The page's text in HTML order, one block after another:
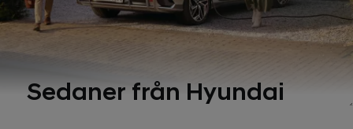
Sedaner från Hyundai